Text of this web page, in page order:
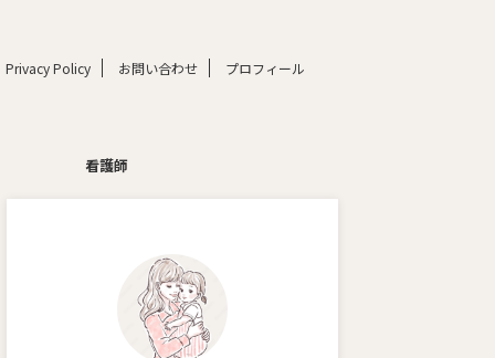
Privacy Policy お問い合わせ プロフィール
看護師